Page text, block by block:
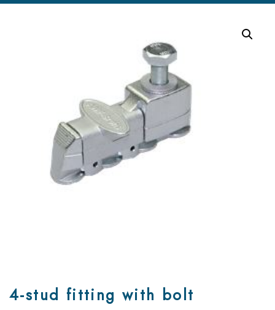
4-stud fitting with bolt